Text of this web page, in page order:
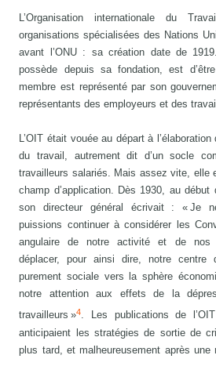
L’Organisation internationale du
organisations spécialisées des Nations
avant l’ONU : sa création date de
possède depuis sa fondation, est
membre est représenté par son
représentants des employeurs et des
L’OIT était vouée au départ à
du travail, autrement dit d’un socle
travailleurs salariés. Mais assez vite, elle
champ d’application. Dès 1930, au début
son directeur général écrivait : « Je
puissions continuer à considérer les
angulaire de notre activité et de nos
déplacer, pour ainsi dire, notre
purement sociale vers la sphère
notre attention aux effets de la
travailleurs »4. Les publications de
anticipaient les stratégies de sortie de
plus tard, et malheureusement après une